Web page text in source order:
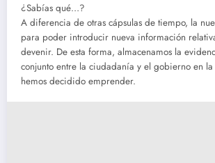
¿Sabías qué…?
A diferencia de otras cápsulas de tiempo, la
para poder introducir nueva información
devenir. De esta forma, almacenamos la
conjunto entre la ciudadanía y el gobierno en
hemos decidido emprender.